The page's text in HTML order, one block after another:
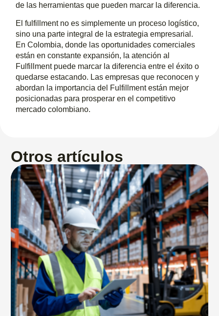
de las herramientas que pueden marcar la diferencia.
El fulfillment no es simplemente un proceso logístico,
sino una parte integral de la estrategia empresarial.
En Colombia, donde las oportunidades comerciales
están en constante expansión, la atención al
Fulfillment puede marcar la diferencia entre el éxito o
quedarse estacando. Las empresas que reconocen y
abordan la importancia del Fulfillment están mejor
posicionadas para prosperar en el competitivo
mercado colombiano.
Otros artículos